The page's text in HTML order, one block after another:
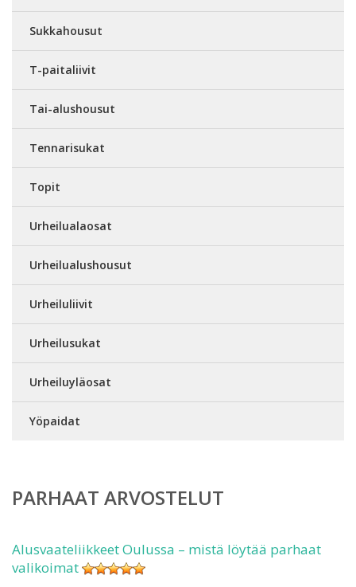
Sukkahousut
T-paitaliivit
Tai-alushousut
Tennarisukat
Topit
Urheilualaosat
Urheilualushousut
Urheiluliivit
Urheilusukat
Urheiluyläosat
Yöpaidat
PARHAAT ARVOSTELUT
Alusvaateliikkeet Oulussa – mistä löytää parhaat
valikoimat